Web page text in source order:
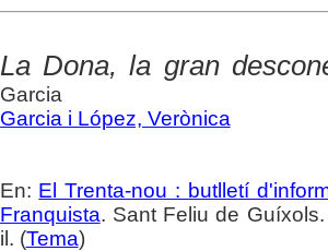
La Dona, la gran
Garcia
Garcia i López, Verònica
En: El Trenta-nou : butlletí
Franquista. Sant Feliu de
il. (Tema)